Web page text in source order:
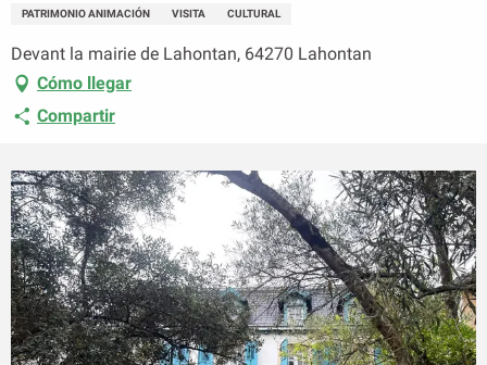
PATRIMONIO ANIMACIÓN VISITA CULTURAL
Devant la mairie de Lahontan, 64270 Lahontan
Cómo llegar
Compartir